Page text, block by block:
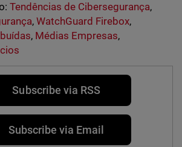
Tendências de Cibersegurança,
, WatchGuard Firebox,
, Médias Empresas,
Subscribe via RSS
Subscribe via Email